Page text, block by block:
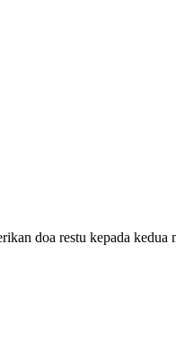
doa restu kepada kedua